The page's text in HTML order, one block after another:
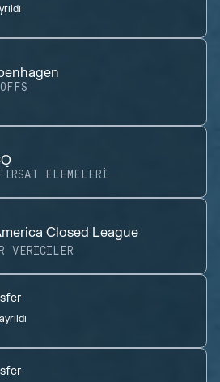
ELEMELERI
Closed League
VERICILER